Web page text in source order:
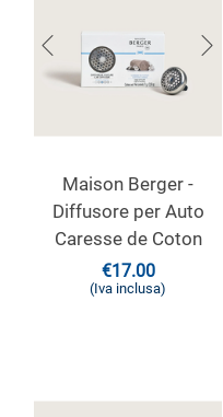
Maison Berger -
Diffusore per Auto
Caresse de Coton
€17.00
(Iva inclusa)